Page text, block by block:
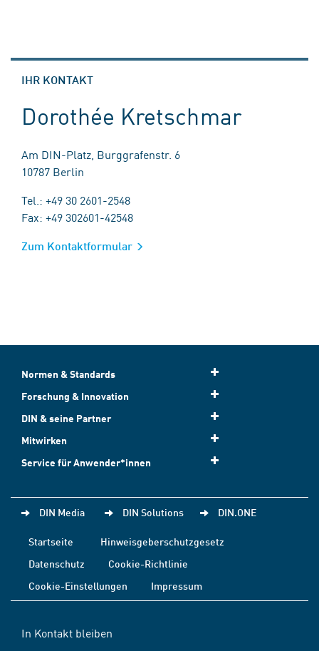
IHR KONTAKT
Dorothée Kretschmar
Am DIN-Platz, Burggrafenstr. 6
10787 Berlin
Tel.: +49 30 2601-2548
Fax: +49 302601-42548
Zum Kontaktformular
Normen & Standards
Forschung & Innovation
DIN & seine Partner
Mitwirken
Service für Anwender*innen
DIN Media DIN Solutions DIN.ONE
Startseite
Hinweisgeberschutzgesetz
Datenschutz
Cookie-Richtlinie
Cookie-Einstellungen
Impressum
In Kontakt bleiben